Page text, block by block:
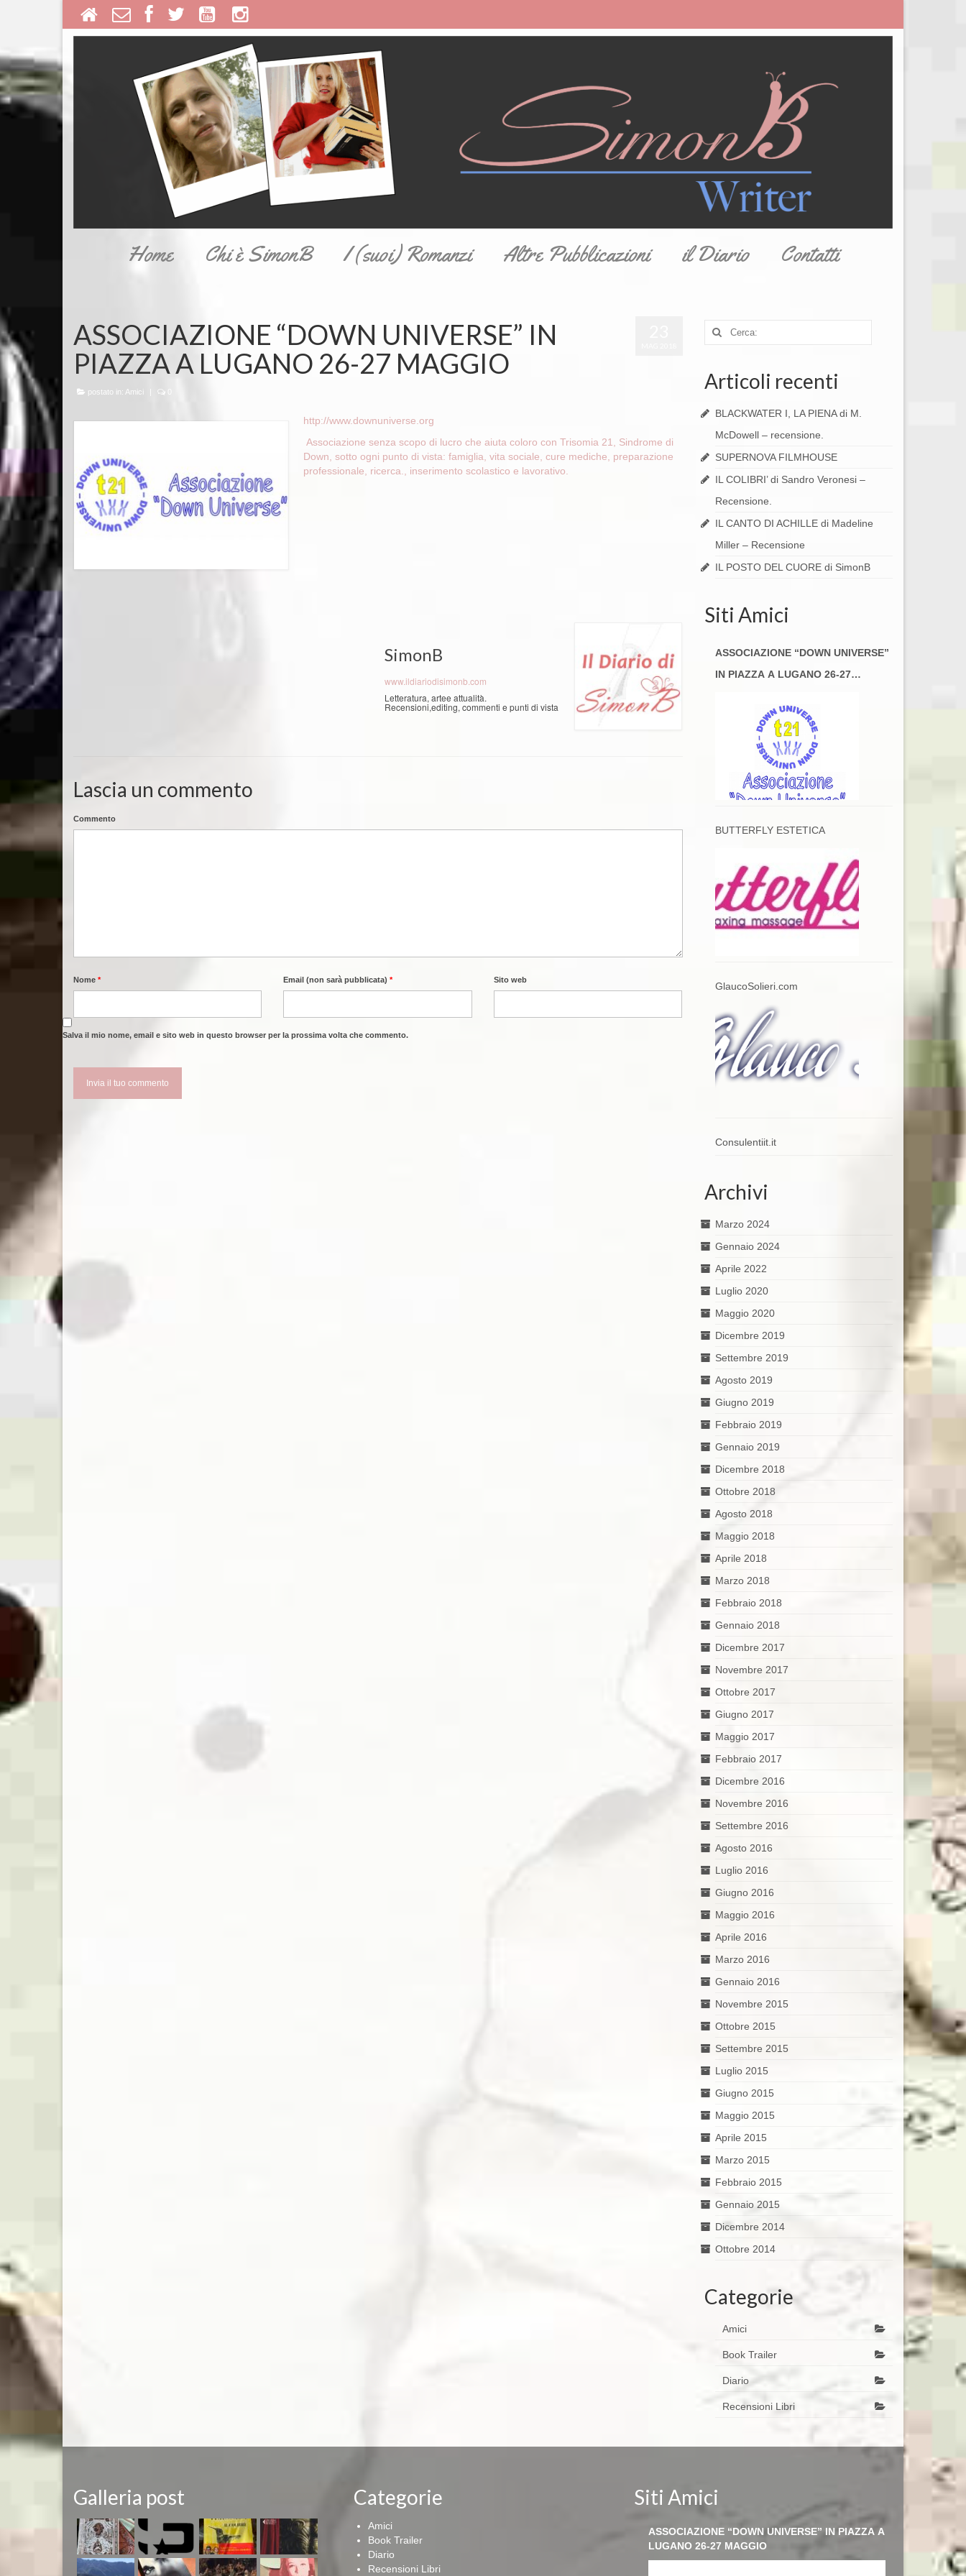
Home Chi è SimonB I (suoi) Romanzi Altre Pubblicazioni il Diario Contatti
ASSOCIAZIONE “DOWN UNIVERSE” IN
PIAZZA A LUGANO 26-27 MAGGIO
postato in: Amici |
http://www.downuniverse.org
Associazione senza scopo di lucro che aiuta coloro con Trisomia 21, Sindrome di
Down, sotto ogni punto di vista: famiglia, vita sociale, cure mediche, preparazione
professionale, ricerca., inserimento scolastico e lavorativo.
SimonB
www.ildiariodisimonb.com
Letteratura, artee attualità.
Recensioni,editing, commenti e punti di vista
Lascia un commento
Commento
Nome * Email (non sarà pubblicata)* Sito web
Salva il mio nome, email e sito web in questo browser per la prossima volta che commento.
Cerca:
Articoli recenti
BLACKWATER I, LA PIENA di M.
McDowell – recensione.
SUPERNOVA FILMHOUSE
IL COLIBRI’ di Sandro Veronesi –
Recensione.
IL CANTO DI ACHILLE di Madeline
Miller – Recensione
IL POSTO DEL CUORE di SimonB
Siti Amici
ASSOCIAZIONE “DOWN UNIVERSE”
IN PIAZZA A LUGANO 26-27
BUTTERFLY ESTETICA
GlaucoSolieri.com
Consulentiit.it
Archivi
Marzo 2024
Gennaio 2024
Aprile 2022
Luglio 2020
Maggio 2020
Dicembre 2019
Settembre 2019
Agosto 2019
Giugno 2019
Febbraio 2019
Gennaio 2019
Dicembre 2018
Ottobre 2018
Agosto 2018
Maggio 2018
Aprile 2018
Marzo 2018
Febbraio 2018
Gennaio 2018
Dicembre 2017
Novembre 2017
Ottobre 2017
Giugno 2017
Maggio 2017
Febbraio 2017
Dicembre 2016
Novembre 2016
Settembre 2016
Agosto 2016
Luglio 2016
Giugno 2016
Maggio 2016
Aprile 2016
Marzo 2016
Gennaio 2016
Novembre 2015
Ottobre 2015
Settembre 2015
Luglio 2015
Giugno 2015
Maggio 2015
Aprile 2015
Marzo 2015
Febbraio 2015
Gennaio 2015
Dicembre 2014
Ottobre 2014
Categorie
Amici
Book Trailer
Diario
Recensioni Libri
Galleria post Categorie
Amici
Book Trailer
Diario
Recensioni Libri
Siti Amici
ASSOCIAZIONE “DOWN UNIVERSE” IN PIAZZA A
LUGANO 26-27 MAGGIO